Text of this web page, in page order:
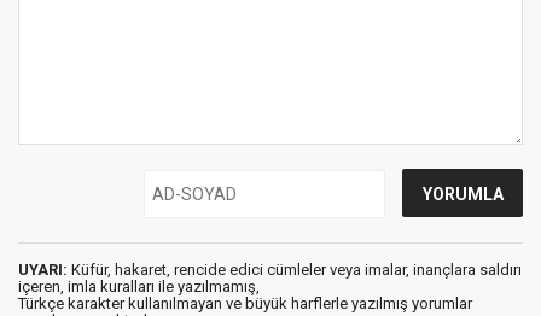
UYARI: Küfür, hakaret, rencide edici cümleler veya imalar, inançlara saldırı
içeren, imla kuralları ile yazılmamış,
Türkçe karakter kullanılmayan ve büyük harflerle yazılmış yorumlar